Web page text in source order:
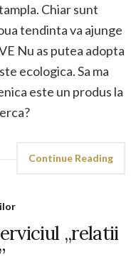
Chiar sunt
tendinta va ajunge
Nu as putea adopta
ecologica. Sa ma
este un produs la
Continue Reading
„relatii